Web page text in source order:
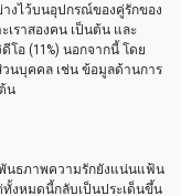
างไว้บนอุปกรณ์ของคู่รักของ
ราสองคน เป็นต้น และ
โอ (11%) นอกจากนี้ โดย
นบุคคล เช่น ข้อมูลด้านการ
น
นธภาพความรักยังแน่นแฟ้น
งหมดนี้กลับเป็นประเด็นขึ้น